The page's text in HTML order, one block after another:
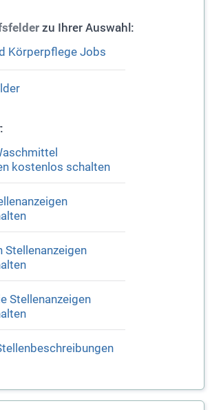
zu Ihrer Auswahl:
Körperpflege Jobs
kostenlos schalten
Stellenanzeigen
Stellenanzeigen